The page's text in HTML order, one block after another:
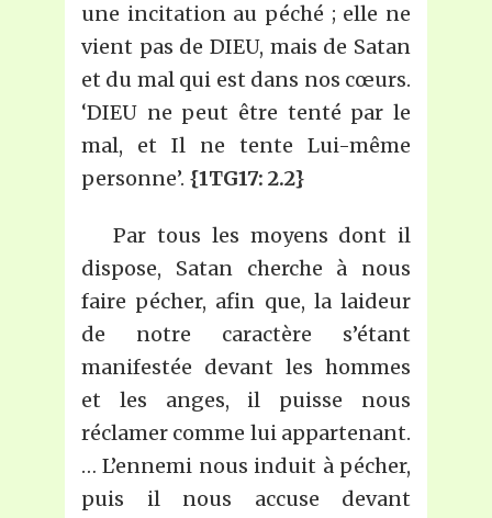
une incitation au péché ; elle ne
vient pas de DIEU, mais de Satan
et du mal qui est dans nos cœurs.
‘DIEU ne peut être tenté par le
mal, et Il ne tente Lui-même
personne’. {1TG17: 2.2}
Par tous les moyens dont il
dispose, Satan cherche à nous
faire pécher, afin que, la laideur
de notre caractère s’étant
manifestée devant les hommes
et les anges, il puisse nous
réclamer comme lui appartenant.
… L’ennemi nous induit à pécher,
puis il nous accuse devant